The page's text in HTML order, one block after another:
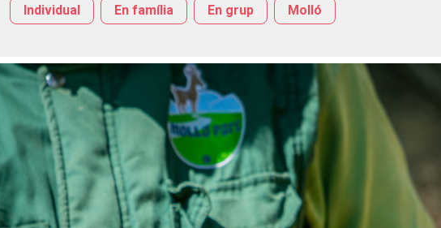
Individual En família En grup Molló